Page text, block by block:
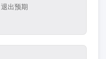
退出预期